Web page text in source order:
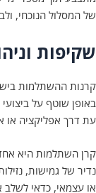
הנוכחי, ולבחון
וניהול
בישראל
על ביצועי
או אתר
היא אחד
גמישות, נזילות,
כדאי לשלב אותה